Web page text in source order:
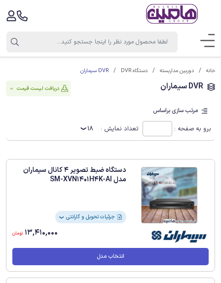
خانه دوربین مداربسته دستگاه DVR DVR سیماران
DVR سیماران دریافت لیست قیمت
مرتب سازی براساس
برو به صفحه : تعداد نمایش : 18
دستگاه ضبط تصویر 4 کانال سیماران
مدل SM-XVN1401H4K-AI
جزئیات تحویل و گارانتی ❯
13,410,000 تومان
انتخاب مدل